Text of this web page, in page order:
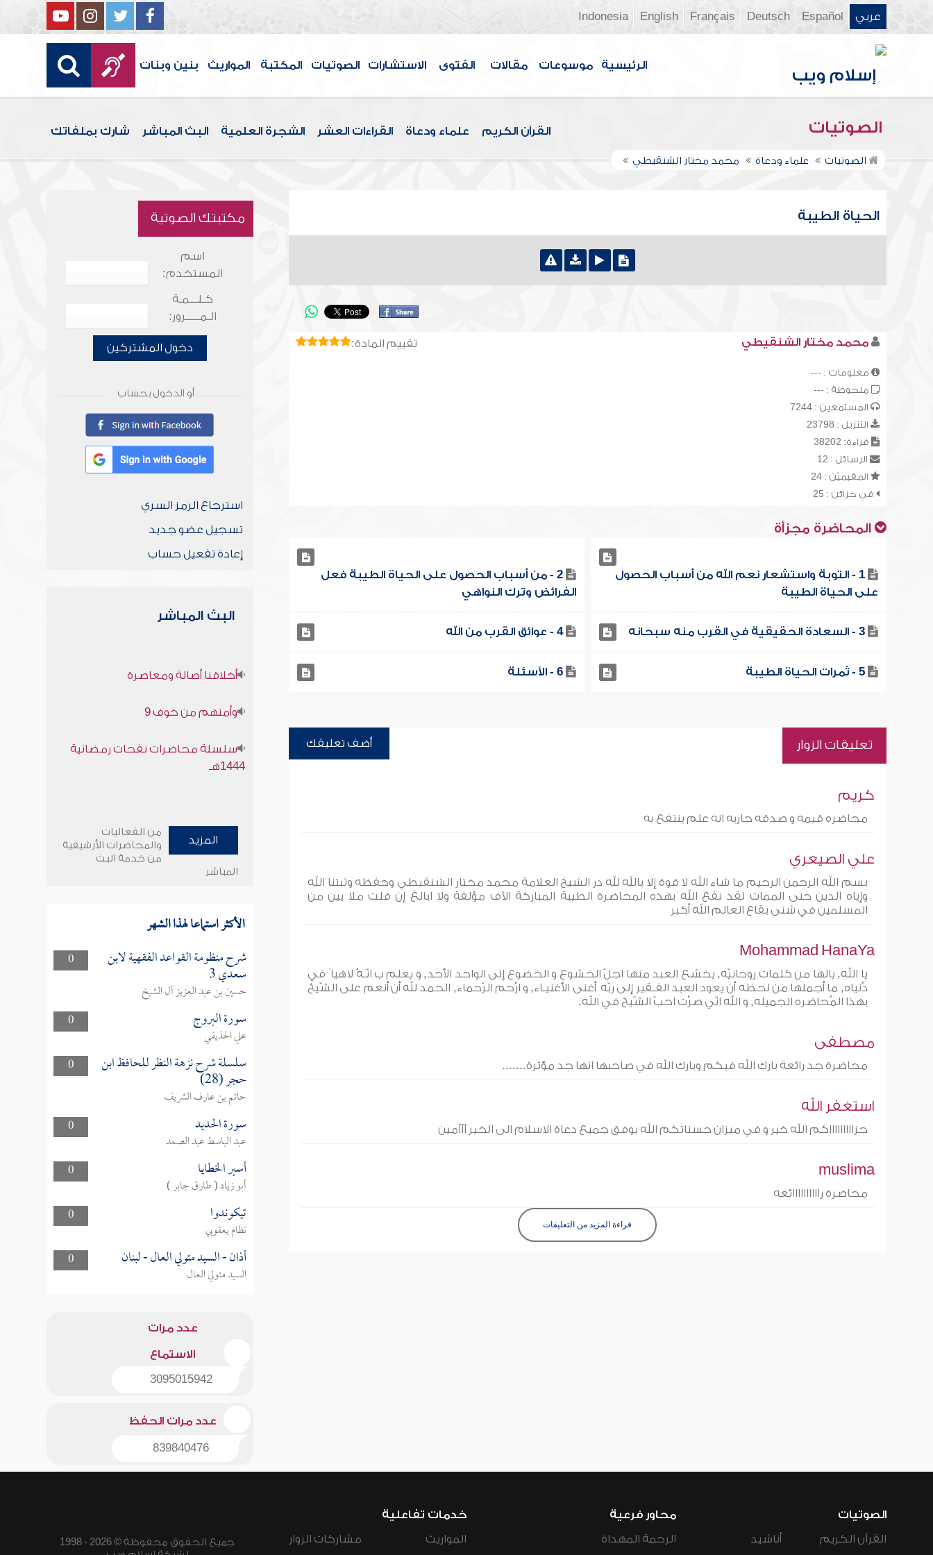
عربي Español
Deutsch
Français
English
Indonesia
الرئيسية موسوعات مقالات الفتوى الاستشارات الصوتيات المكتبة المواريث بنين وبنات
الصوتيات القرآن الكريم علماء ودعاة القراءات العشر الشجرة العلمية البث المباشر شارك بملفاتك
الصوتيات علماء ودعاة محمد مختار الشنقيطي
الحياة الطيبة
تقييم المادة: محمد مختار الشنقيطي
معلومات : ---
ملحوظة : ---
المستمعين : 7244
التنزيل : 23798
قراءة: 38202
الرسائل : 12
المقيميّن : 24
في خزائن : 25
المحاضرة مجزأة
1 - التوبة واستشعار نعم الله من أسباب الحصول
على الحياة الطيبة
2 - من أسباب الحصول على الحياة الطيبة فعل
الفرائض وترك النواهي
3 - السعادة الحقيقية في القرب منه سبحانه 4 - عوائق القرب من الله
5 - ثمرات الحياة الطيبة 6 - الأسئلة
تعليقات الزوار أضف تعليقك
كريم
محاضره قيمه و صدقه جاريه انه علم ينتفع به
علي الصيعري
بسم الله الرحمن الرحيم ما شاء الله لا قوة إلا بالله لله در الشيخ العلامة محمد مختار الشنقيطي وحفظه وثبتنا الله
وإياه الدين حتى الممات لقد نفع الله بهذه المحاضرة الطيبة المباركة الآف مؤلفة ولا ابالغ إن قلت ملا يين من
المسلمين في شتى بقاع العالم الله أكبر
Mohammad HanaYa
يا الله, يالها من كلمات روحانيّه, يخشع العبد منها اجلّ الخشوع و الخضوع إلى الواحد الأحَد, و يعلم ب انّـهُ لاهيا ً في
دُنياه, ما أجملها من لحظه أن يعود العبد الفـقير إلى ربّه ِ أغنى الأغنيـاء, و ارْحم الرّحماء, الحمد لله أن أنعم على الشّيخ
بهذا المُحاضره الجميله, و الله انّي صرْت احبّ الشّيخ في الله.
مصطفى
محاضرة جد رائعة بارك الله فيكم وبارك الله في صاحبها انها جد مؤثرة.......
استغفر الله
جزاااااااااكم الله خير و في ميزان حسناتكم الله يوفق جميع دعاة الاسلام الى الخير آآآمين
muslima
محاضرة راااااااااائعه
قراءة المزيد من التعليقات
مكتبتك الصوتية
اسم
المستخدم:
كـلـــمـة
الـمـــــرور:
دخول المشتركين
أو الدخول بحساب
استرجاع الرمز السري
تسجيل عضو جديد
إعادة تفعيل حساب
البث المباشر
أخلاقنا أصالة ومعاصرة
وأمنهم من خوف 9
سلسلة محاضرات نفحات رمضانية
1444هـ
المزيد
من الفعاليات
والمحاضرات الأرشيفية
من خدمة البث
المباشر
الأكثر استماعا لهذا الشهر
0 شرح منظومة القواعد الفقهية لابن
سعدي 3
حسين بن عبد العزيز آل الشيخ
0
سورة البروج
علي الحذيفي
0
سلسلة شرح نزهة النظر للحافظ ابن
حجر (28)
حاتم بن عارف الشريف
0
سورة الحديد
عبد الباسط عبد الصمد
0
أسير الخطايا
أبو زياد ( طارق جابر )
0
تيكوندوا
نظام يعقوبي
0
أذان - السيد متولي العال - لبنان
السيد متولي العال
عدد مرات
الاستماع
3095015942
عدد مرات الحفظ
839840476
الصوتيات
القرآن الكريم
أناشيد
محاور فرعية
الرحمة المهداة
خدمات تفاعلية
المواريث
مشاركات الزوار
جميع الحقوق محفوظة © 2026 - 1998